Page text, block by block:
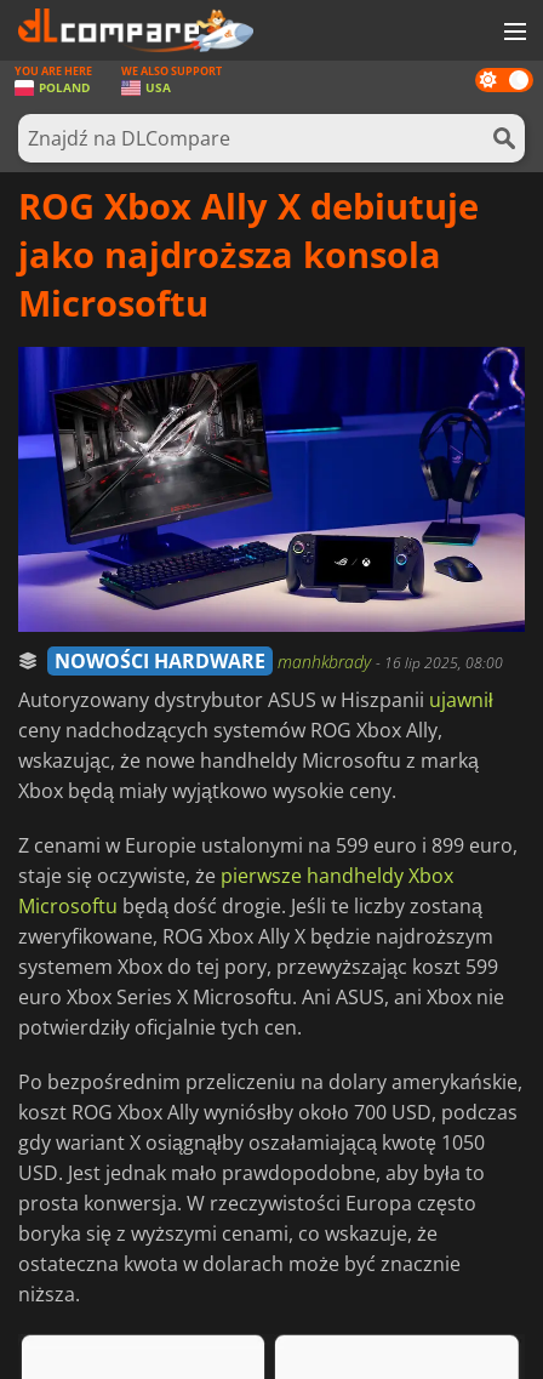
GRY
KARTY DO GIER
OPROGRAMOWANIE
SPRZĘT KOMPUTEROWY
ZALOGUJ SIĘ LUB ZAREJESTRUJ
Dark
mode
YOU ARE HERE
POLAND
WE ALSO SUPPORT
USA
ROG Xbox Ally X debiutuje
jako najdroższa konsola
Microsoftu
NOWOŚCI HARDWARE manhkbrady- 16 lip 2025, 08:00
Autoryzowany dystrybutor ASUS w Hiszpanii ujawnił
ceny nadchodzących systemów ROG Xbox Ally,
wskazując, że nowe handheldy Microsoftu z marką
Xbox będą miały wyjątkowo wysokie ceny.
Z cenami w Europie ustalonymi na 599 euro i 899 euro,
staje się oczywiste, że pierwsze handheldy Xbox
Microsoftu będą dość drogie. Jeśli te liczby zostaną
zweryfikowane, ROG Xbox Ally X będzie najdroższym
systemem Xbox do tej pory, przewyższając koszt 599
euro Xbox Series X Microsoftu. Ani ASUS, ani Xbox nie
potwierdziły oficjalnie tych cen.
Po bezpośrednim przeliczeniu na dolary amerykańskie,
koszt ROG Xbox Ally wyniósłby około 700 USD, podczas
gdy wariant X osiągnąłby oszałamiającą kwotę 1050
USD. Jest jednak mało prawdopodobne, aby była to
prosta konwersja. W rzeczywistości Europa często
boryka się z wyższymi cenami, co wskazuje, że
ostateczna kwota w dolarach może być znacznie
niższa.